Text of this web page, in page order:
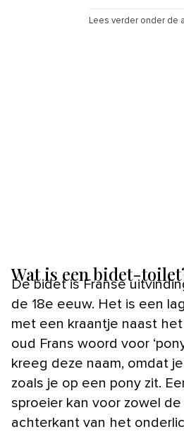
Lees verder onder de
Wat is een bidet-
De bidet is Franse uitvinding uit het begin van
de 18e eeuw. Het is een
met een kraantje naast
oud Frans woord voor
kreeg deze naam, omdat
zoals je op een pony zit.
sproeier kan voor zowel
achterkant van het